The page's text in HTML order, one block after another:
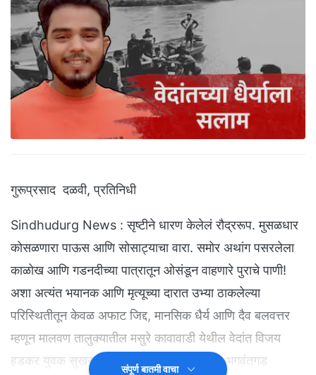
गुरूप्रसाद दळवी, प्रतिनिधी
Sindhudurg News : सृष्टीने धारण केलेलं रौद्ररूप. मुसळधार
कोसळणारा पाऊस आणि सोसाट्याचा वारा. समोर अथांग पसरलेला
काळोख आणि गडनदीच्या पात्रातून ओसंडून वाहणारे पुराचे पाणी!
अशा अत्यंत भयानक आणि मृत्यूच्या दारात उभ्या ठाकलेल्या
परिस्थितीतून केवळ अफाट जिद्द, मानसिक धैर्य आणि दैव बलवत्तर
म्हणून मालवण तालुक्यातील मसुरे कावावाडी येथील वेदांत विजय
हडकर युवक सुखरूप बाहेर पडला आहे. बांदिवडे -भगवंतगड
संपूर्ण बातमी वाचा